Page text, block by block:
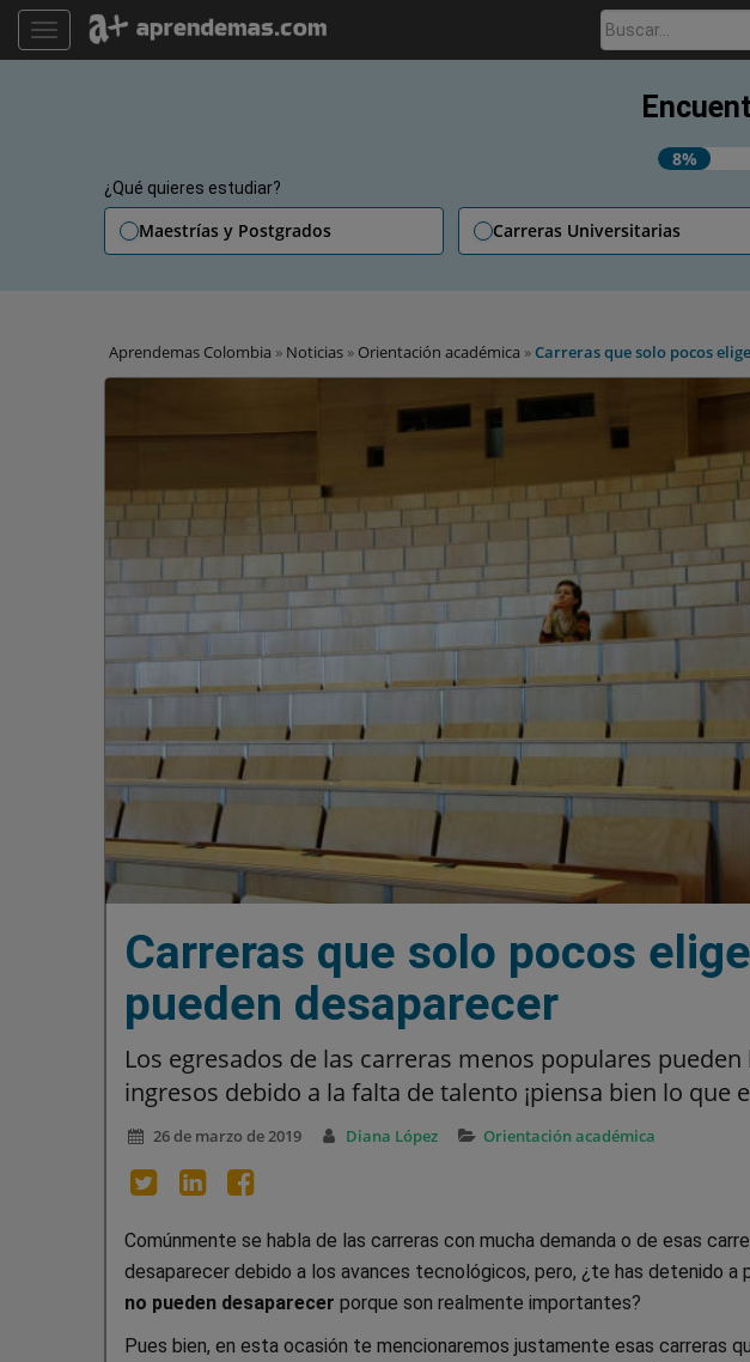
TOGGLE NAVIGATION Buscar:
8%
¿Qué quieres estudiar?
Maestrías y Postgrados Carreras Universitarias
Aprendemas Colombia » Noticias » Orientación académica »Carreras que solo pocos
Carreras que solo pocos
pueden desaparecer
Los egresados de las carreras menos populares
ingresos debido a la falta de talento ¡piensa bien lo que
26 de marzo de 2019 Diana López Orientación académica
Comúnmente se habla de las carreras con mucha demanda o de esas
desaparecer debido a los avances tecnológicos, pero, ¿te has detenido a
no pueden desaparecer porque son realmente importantes?
Pues bien, en esta ocasión te mencionaremos justamente esas carreras